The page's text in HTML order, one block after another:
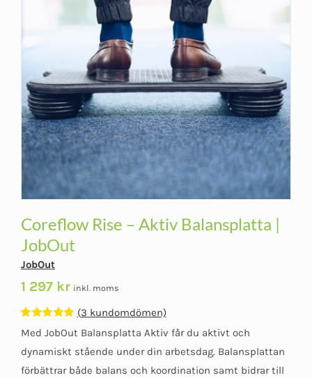
Coreflow Rise – Aktiv Balansplatta |
JobOut
JobOut
1 297 kr inkl. moms
Betygsatt
5.00av 5
baserat på
3
kundomdömen
(3 kundomdömen)
Med JobOut Balansplatta Aktiv får du aktivt och
dynamiskt stående under din arbetsdag. Balansplattan
förbättrar både balans och koordination samt bidrar till